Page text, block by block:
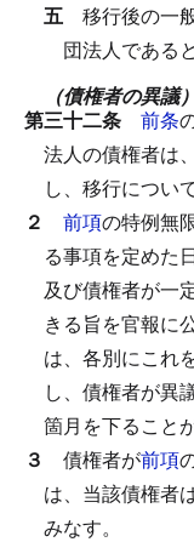
五 移行後の一
団法人である
（債権者の異議）
第三十二条 前条
法人の債権者は
し、移行につい
２ 前項の特例無
る事項を定めた
及び債権者が一
きる旨を官報に
は、各別にこれ
し、債権者が異
箇月を下ること
３ 債権者が前項
は、当該債権者
みなす。